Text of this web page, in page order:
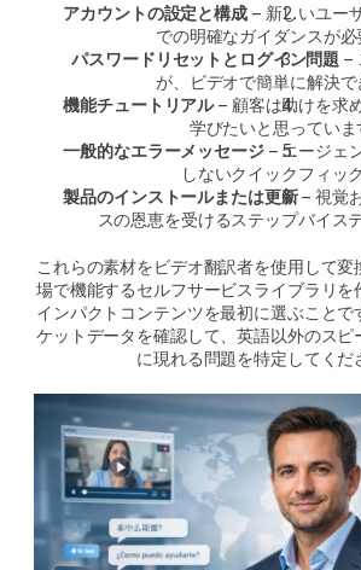
アカウントの設定と構成 – 新しいユー
での明確なガイダンスが必
パスワードリセットとログイン問題 –
が、ビデオで簡単に解決で
機能チュートリアル – 顧客は助けを求
学びたいと思っていま
一般的なエラーメッセージ – エージェ
しないクイックフィッ
製品のインストールまたは更新 – 視覚
スの恩恵を受けるステップバイス
これらの素材をビデオ翻訳者を使用して
場で機能するセルフサービスライブラリを
インパクトコンテンツを最初に選ぶことで
ケットデータを確認して、英語以外のスピ
に現れる問題を特定してくだ